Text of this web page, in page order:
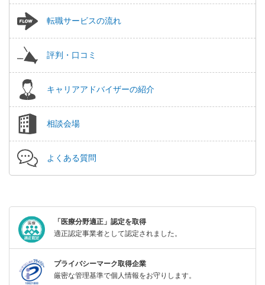
転職サービスの流れ
評判・口コミ
キャリアアドバイザーの紹介
相談会場
よくある質問
「医療分野適正」認定を取得
適正認定事業者として認定されました。
プライバシーマーク取得企業
厳密な管理基準で個人情報をお守りします。